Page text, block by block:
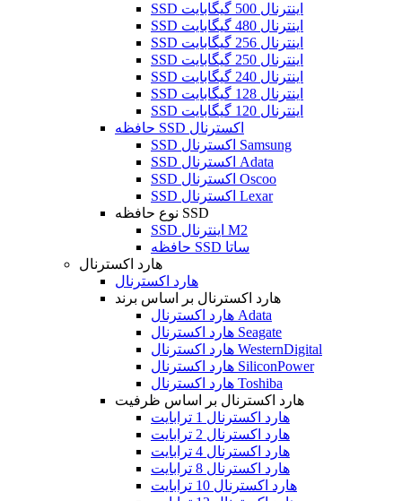
SSD اینترنال 500 گیگابایت
SSD اینترنال 480 گیگابایت
SSD اینترنال 256 گیگابایت
SSD اینترنال 250 گیگابایت
SSD اینترنال 240 گیگابایت
SSD اینترنال 128 گیگابایت
SSD اینترنال 120 گیگابایت
حافظه SSD اکسترنال
SSD اکسترنال Samsung
SSD اکسترنال Adata
SSD اکسترنال Oscoo
SSD اکسترنال Lexar
نوع حافظه SSD
SSD اینترنال M2
حافظه SSD ساتا
هارد اکسترنال
هارد اکسترنال
هارد اکسترنال بر اساس برند
هارد اکسترنال Adata
هارد اکسترنال Seagate
هارد اکسترنال WesternDigital
هارد اکسترنال SiliconPower
هارد اکسترنال Toshiba
هارد اکسترنال بر اساس ظرفیت
هارد اکسترنال 1 ترابایت
هارد اکسترنال 2 ترابایت
هارد اکسترنال 4 ترابایت
هارد اکسترنال 8 ترابایت
هارد اکسترنال 10 ترابایت